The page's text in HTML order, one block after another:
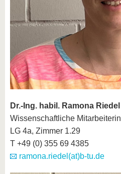
Dr.-Ing. habil. Ramona Riedel
Wissenschaftliche Mitarbeiterin
LG 4a, Zimmer 1.29
T +49 (0) 355 69 4385
ramona.riedel(at)b-tu.de